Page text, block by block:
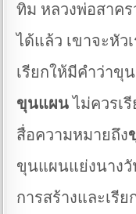
ทิม หลวงพ่อสาค
ได้แล้ว เขาจะหัว
เรียกให้มีคำว่าขุ
ขุนแผนไม่ควรเ
สื่อความหมายถึง
ขุนแผนแย่งนางวั
การสร้างและเรี